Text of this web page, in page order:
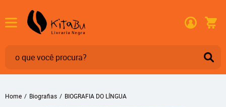
Home Biografias BIOGRAFIA DO LÍNGUA